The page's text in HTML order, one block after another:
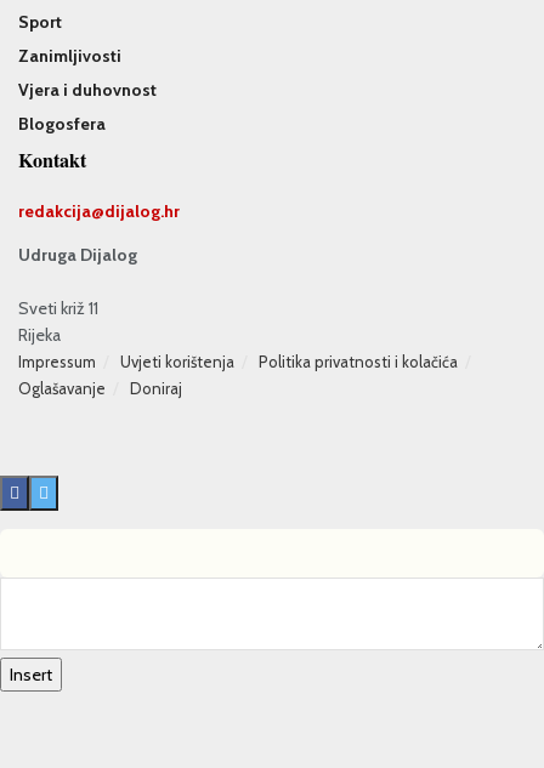
Sport
Zanimljivosti
Vjera i duhovnost
Blogosfera
Kontakt
redakcija@dijalog.hr
Udruga Dijalog
Sveti križ 11
Rijeka
Impressum Uvjeti korištenja
Politika privatnosti i kolačića
Oglašavanje
Doniraj
Insert